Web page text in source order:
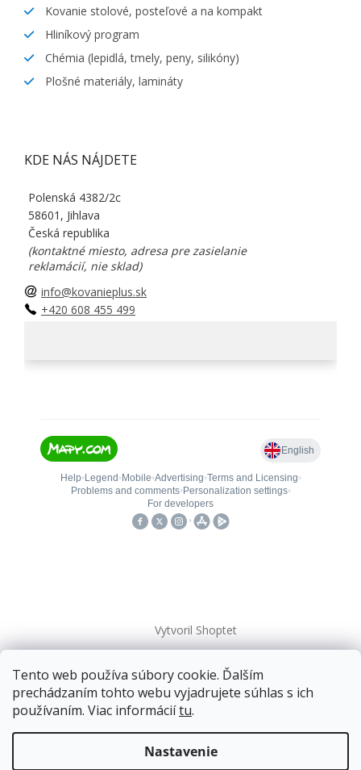
Tento web používa súbory cookie. Ďalším
prechádzaním tohto webu vyjadrujete súhlas s ich
používaním. Viac informáciítu.
Nastavenie
Doprava zadarmopre balíkové zásielky v hodnote
nad120 EUR*.
Kovanie stolové, posteľové a na kompakt
Hliníkový program
Chémia (lepidlá, tmely, peny, silikóny)
Plošné materiály, lamináty
KDE NÁS NÁJDETE
Polenská 4382/2c
58601, Jihlava
Česká republika
(kontaktné miesto, adresa pre zasielanie
reklamácií, nie sklad)
info@kovanieplus.sk
+420 608 455 499
Vytvoril Shoptet
Copyright 2026kovanieplus. Všetky práva vyhradené.